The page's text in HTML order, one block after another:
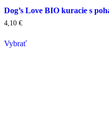
Dog’s Love BIO kuracie s
4,10 €
Vybrať